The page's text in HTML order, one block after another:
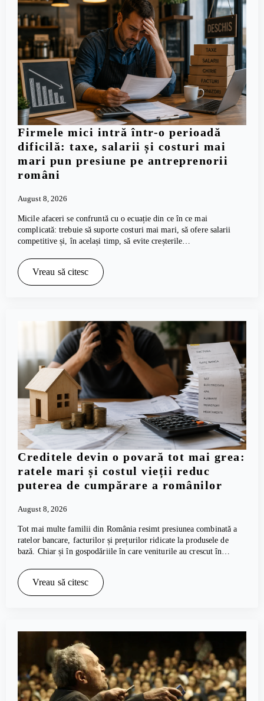
Firmele mici intră într-o perioadă
dificilă: taxe, salarii și costuri mai
mari pun presiune pe antreprenorii
români
August 8, 2026
Micile afaceri se confruntă cu o ecuație din ce în ce mai
complicată: trebuie să suporte costuri mai mari, să ofere salarii
competitive și, în același timp, să evite creșterile…
Vreau să citesc
Creditele devin o povară tot mai grea:
ratele mari și costul vieții reduc
puterea de cumpărare a românilor
August 8, 2026
Tot mai multe familii din România resimt presiunea combinată a
ratelor bancare, facturilor și prețurilor ridicate la produsele de
bază. Chiar și în gospodăriile în care veniturile au crescut în…
Vreau să citesc